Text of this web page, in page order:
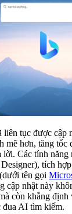
tục được cập
mẽ hơn, tăng tốc
lời. Các tính
tích
tên gọi
cập nhật này
còn khẳng định
AI tìm kiếm.